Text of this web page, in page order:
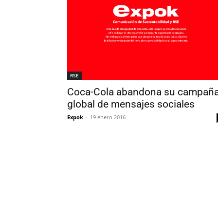
RSE
Coca-Cola abandona su
global de mensajes sociales
Expok - 19 enero 2016